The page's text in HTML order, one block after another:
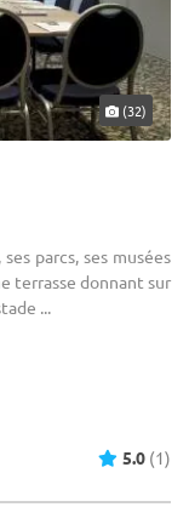
(32)
parcs, ses musées
terrasse donnant sur
...
5.0 (1)